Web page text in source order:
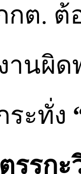
กต.
านผิ
ะทั่ง
รรกะ